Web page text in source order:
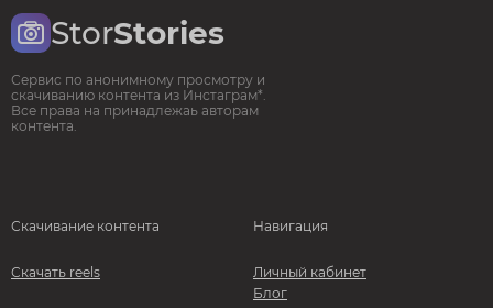
StorStories
Сервис по анонимному просмотру и
скачиванию контента из Инстаграм*.
Все права на принадлежаь авторам
контента.
Скачивание контента
Скачать reels
Навигация
Личный кабинет
Блог